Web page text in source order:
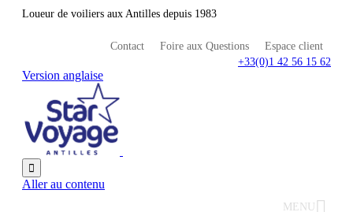
Loueur de voiliers aux Antilles depuis 1983
Contact Foire aux Questions
Espace client
+33(0)1 42 56 15 62
Version anglaise

Aller au contenu
MENU